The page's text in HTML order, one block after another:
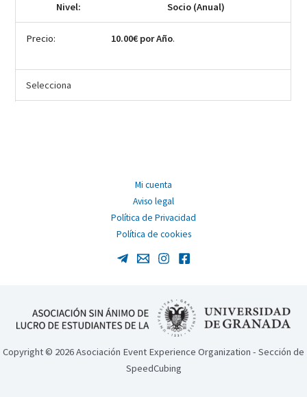
Socio (Anual)
10.00€ por Año.
Selecciona
Mi cuenta
Aviso legal
Política de Privacidad
Política de cookies
Copyright © 2026 Asociación Event Experience Organization - Sección de
SpeedCubing